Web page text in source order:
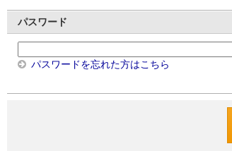
パスワード
パスワードを忘れた方はこちら